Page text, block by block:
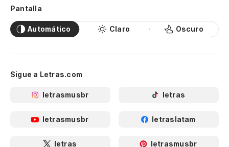
Pantalla
Automático Claro Oscuro
Sigue a Letras.com
letrasmusbr letras
letrasmusbr letraslatam
letras letrasmusbr